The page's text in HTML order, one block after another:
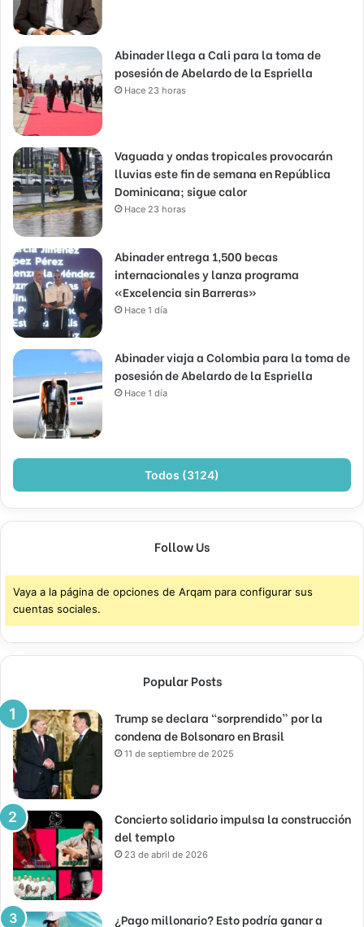
Abinader llega a Cali para la toma de
posesión de Abelardo de la Espriella
Hace 23 horas
Vaguada y ondas tropicales provocarán
lluvias este fin de semana en República
Dominicana; sigue calor
Hace 23 horas
Abinader entrega 1,500 becas
internacionales y lanza programa
«Excelencia sin Barreras»
Hace 1 día
Abinader viaja a Colombia para la toma de
posesión de Abelardo de la Espriella
Hace 1 día
Todos (3124)
Follow Us
Vaya a la página de opciones de Arqam para configurar sus
cuentas sociales.
Popular Posts
Trump se declara “sorprendido” por la
condena de Bolsonaro en Brasil
11 de septiembre de 2025
Concierto solidario impulsa la construcción
del templo
23 de abril de 2026
¿Pago millonario? Esto podría ganar a